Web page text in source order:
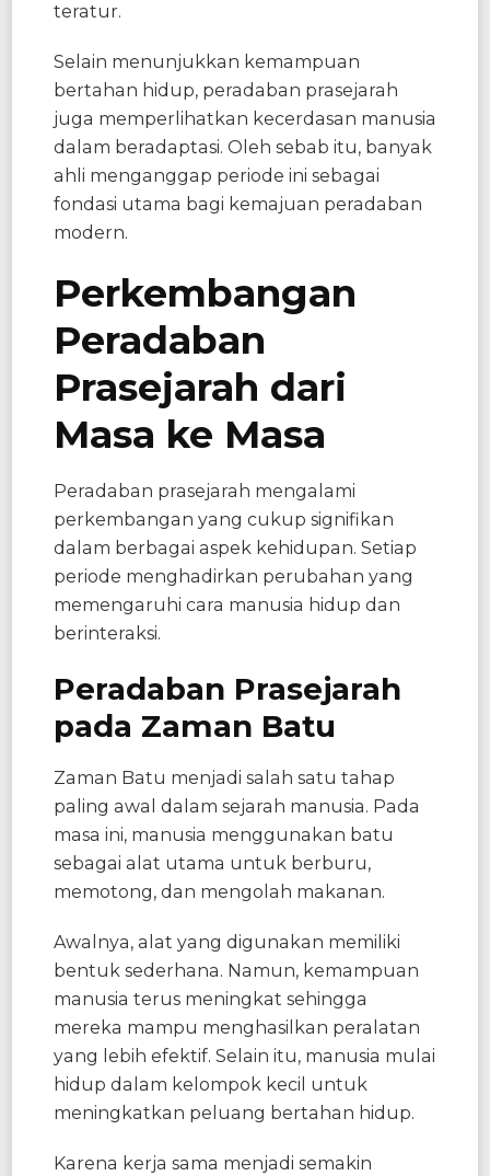
teratur.
Selain menunjukkan kemampuan
bertahan hidup, peradaban prasejarah
juga memperlihatkan kecerdasan manusia
dalam beradaptasi. Oleh sebab itu, banyak
ahli menganggap periode ini sebagai
fondasi utama bagi kemajuan peradaban
modern.
Perkembangan
Peradaban
Prasejarah dari
Masa ke Masa
Peradaban prasejarah mengalami
perkembangan yang cukup signifikan
dalam berbagai aspek kehidupan. Setiap
periode menghadirkan perubahan yang
memengaruhi cara manusia hidup dan
berinteraksi.
Peradaban Prasejarah
pada Zaman Batu
Zaman Batu menjadi salah satu tahap
paling awal dalam sejarah manusia. Pada
masa ini, manusia menggunakan batu
sebagai alat utama untuk berburu,
memotong, dan mengolah makanan.
Awalnya, alat yang digunakan memiliki
bentuk sederhana. Namun, kemampuan
manusia terus meningkat sehingga
mereka mampu menghasilkan peralatan
yang lebih efektif. Selain itu, manusia mulai
hidup dalam kelompok kecil untuk
meningkatkan peluang bertahan hidup.
Karena kerja sama menjadi semakin